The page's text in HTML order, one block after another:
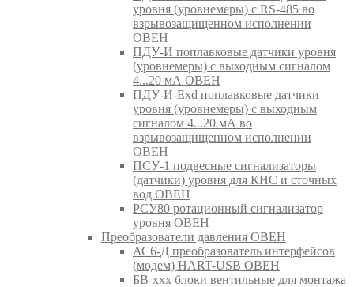
уровня (уровнемеры) с RS-485 во
взрывозащищенном исполнении
ОВЕН
ПДУ-И поплавковые датчики уровня
(уровнемеры) с выходным сигналом
4...20 мА ОВЕН
ПДУ-И-Exd поплавковые датчики
уровня (уровнемеры) с выходным
сигналом 4...20 мА во
взрывозащищенном исполнении
ОВЕН
ПСУ-1 подвесные сигнализаторы
(датчики) уровня для КНС и сточных
вод ОВЕН
РСУ80 ротационный сигнализатор
уровня ОВЕН
Преобразователи давления ОВЕН
АС6-Д преобразователь интерфейсов
(модем) HART-USB ОВЕН
БВ-ххх блоки вентильные для монтажа